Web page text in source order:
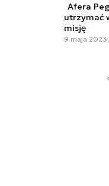
Afera
utrzymać
misję
9 maja